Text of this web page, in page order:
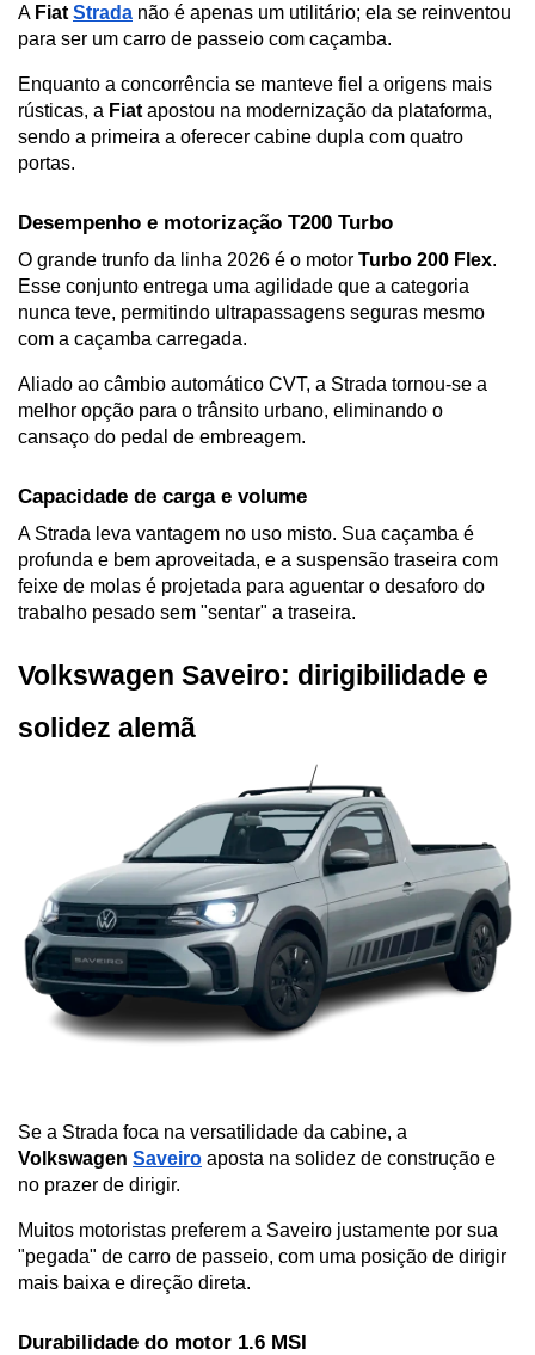
A Fiat Strada não é apenas um utilitário; ela se reinventou
para ser um carro de passeio com caçamba.
Enquanto a concorrência se manteve fiel a origens mais
rústicas, a Fiat apostou na modernização da plataforma,
sendo a primeira a oferecer cabine dupla com quatro
portas.
Desempenho e motorização T200 Turbo
O grande trunfo da linha 2026 é o motor Turbo 200 Flex.
Esse conjunto entrega uma agilidade que a categoria
nunca teve, permitindo ultrapassagens seguras mesmo
com a caçamba carregada.
Aliado ao câmbio automático CVT, a Strada tornou-se a
melhor opção para o trânsito urbano, eliminando o
cansaço do pedal de embreagem.
Capacidade de carga e volume
A Strada leva vantagem no uso misto. Sua caçamba é
profunda e bem aproveitada, e a suspensão traseira com
feixe de molas é projetada para aguentar o desaforo do
trabalho pesado sem "sentar" a traseira.
Volkswagen Saveiro: dirigibilidade e
solidez alemã
Volkswagen Saveiro aposta na solidez de construção e
no prazer de dirigir.
Muitos motoristas preferem a Saveiro justamente por sua
"pegada" de carro de passeio, com uma posição de dirigir
mais baixa e direção direta.
Durabilidade do motor 1.6 MSI